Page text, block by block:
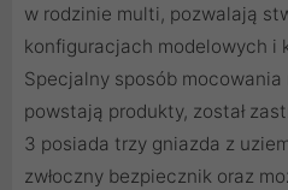
w rodzinie multi, pozwalają
konfiguracjach modelowych i
Specjalny sposób mocowania
powstają produkty, został
3 posiada trzy gniazda z
zwłoczny bezpiecznik oraz